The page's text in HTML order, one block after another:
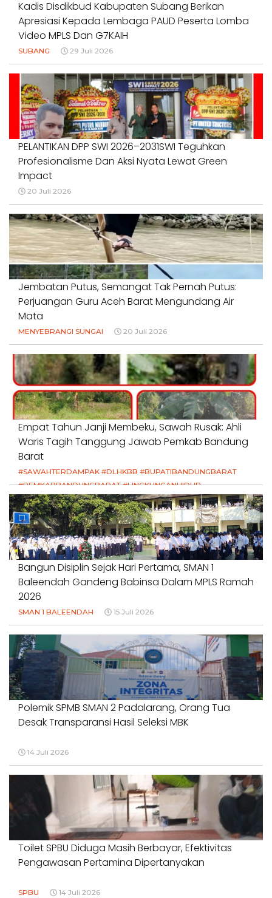
Kadis Disdikbud Kabupaten Subang Berikan
Apresiasi Kepada Lembaga PAUD Peserta Lomba
Video MPLS Dan G7KAIH
SUBANG 29 Juli 2026
PELANTIKAN DPP SWI 2026–2031SWI Teguhkan
Profesionalisme Dan Aksi Nyata Lewat Green
Impact
20 Juli 2026
Jembatan Putus, Semangat Tak Pernah Putus:
Perjuangan Guru Aceh Barat Mengundang Air
Mata
MENYEBRANGI SUNGAI 20 Juli 2026
Empat Tahun Janji Membeku, Sawah Rusak: Ahli
Waris Tagih Tanggung Jawab Pemkab Bandung
Barat
#SAWAHTERDAMPAK #DLHKBB #BUPATIBANDUNGBARAT
#PEMKABBANDUNGBARAT #LINGKUNGANHIDUP
#HAKPETANI #KEADILANUNTUKPETANI
#NORMALISASISALURAN #IRIGASIRUSAK
#DUGAANPENCEMARAN #AKUNTABILITASPEMERINTAH
18 Juli 2026
Bangun Disiplin Sejak Hari Pertama, SMAN 1
Baleendah Gandeng Babinsa Dalam MPLS Ramah
2026
SMAN 1 BALEENDAH 15 Juli 2026
Polemik SPMB SMAN 2 Padalarang, Orang Tua
Desak Transparansi Hasil Seleksi MBK
14 Juli 2026
Toilet SPBU Diduga Masih Berbayar, Efektivitas
Pengawasan Pertamina Dipertanyakan
SPBU 14 Juli 2026